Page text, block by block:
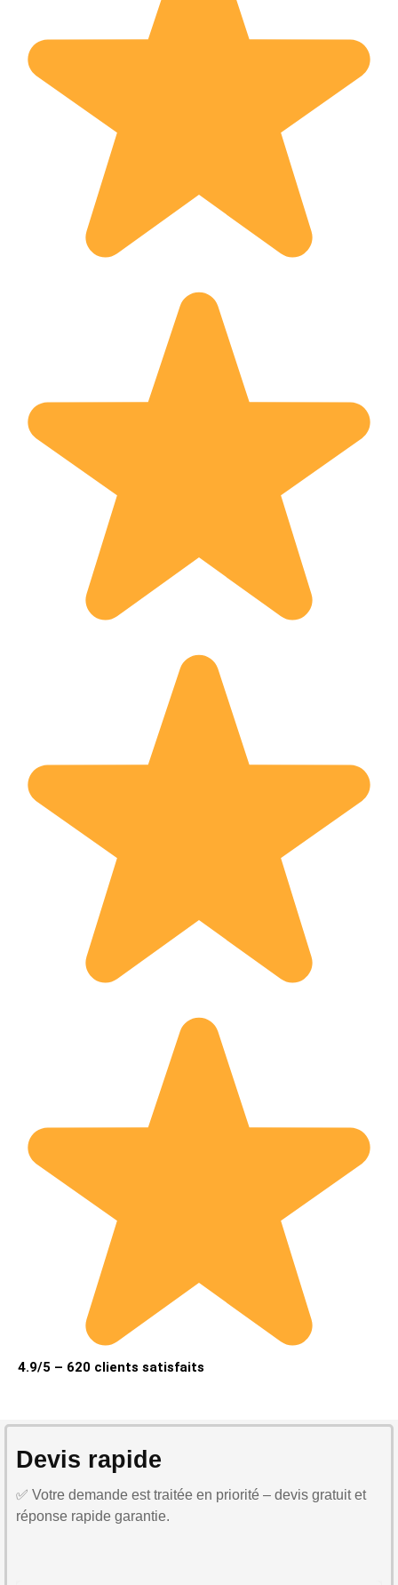
4.9/5 – 620 clients satisfaits
Devis rapide
✅ Votre demande est traitée en priorité – devis gratuit et
réponse rapide garantie.